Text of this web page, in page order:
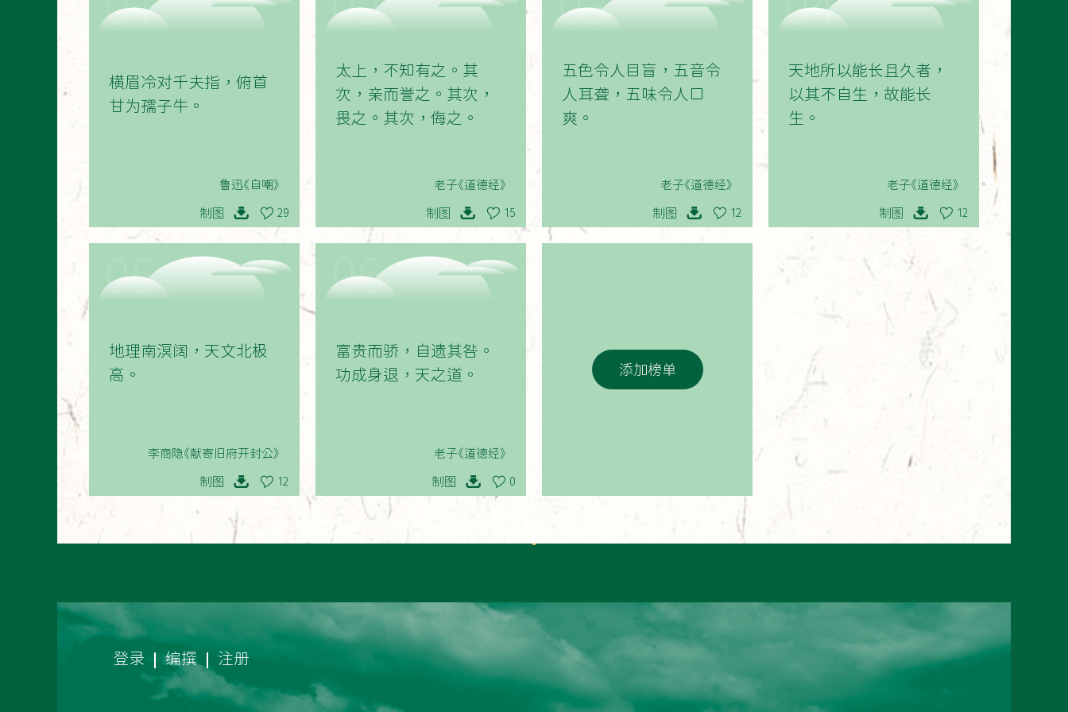
横眉冷对千夫指，俯首
甘为孺子牛。
鲁迅《自嘲》
制图 29
太上，不知有之。其
次，亲而誉之。其次，
畏之。其次，侮之。
老子《道德经》
制图 15
五色令人目盲，五音令
人耳聋，五味令人口
爽。
老子《道德经》
制图 12
天地所以能长且久者，
以其不自生，故能长
生。
老子《道德经》
制图 12
05
地理南溟阔，天文北极
高。
李商隐《献寄旧府开封公》
制图 12
06
富贵而骄，自遗其咎。
功成身退，天之道。
老子《道德经》
制图 0
添加榜单
登录 编撰 注册